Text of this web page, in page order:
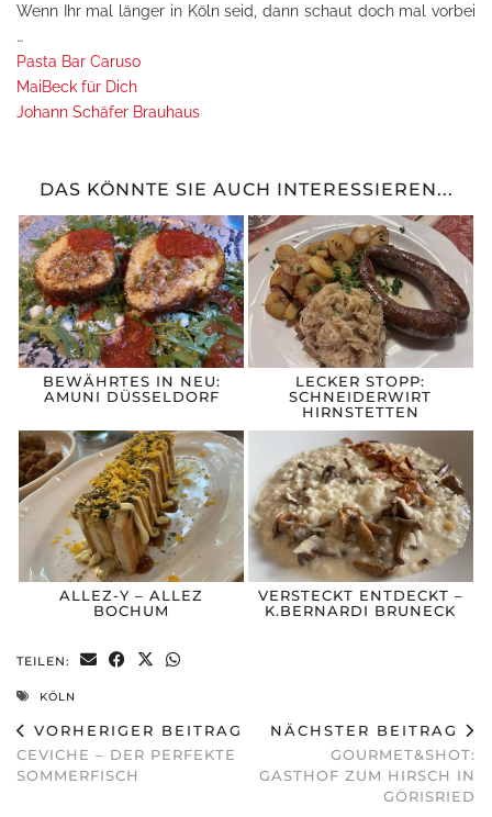
Wenn Ihr mal länger in Köln seid, dann schaut doch mal vorbei
…
Pasta Bar Caruso
MaiBeck für Dich
Johann Schäfer Brauhaus
DAS KÖNNTE SIE AUCH INTERESSIEREN...
BEWÄHRTES IN NEU:
AMUNI DÜSSELDORF
LECKER STOPP:
SCHNEIDERWIRT
HIRNSTETTEN
ALLEZ-Y – ALLEZ
BOCHUM
VERSTECKT ENTDECKT –
K.BERNARDI BRUNECK
TEILEN:
KÖLN
VORHERIGER BEITRAG
CEVICHE – DER PERFEKTE
SOMMERFISCH
NÄCHSTER BEITRAG
GOURMET&SHOT:
GASTHOF ZUM HIRSCH IN
GÖRISRIED